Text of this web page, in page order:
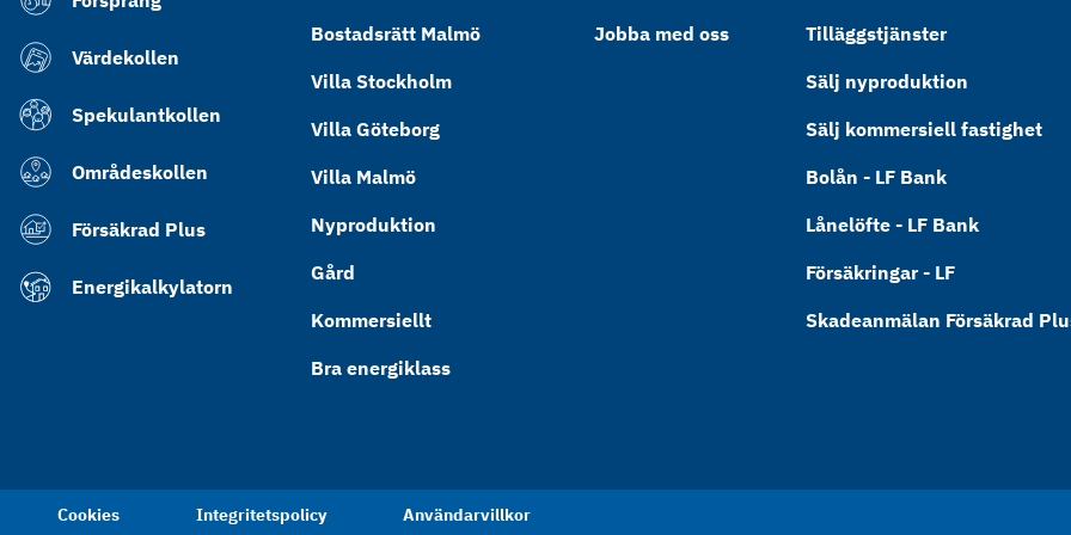
Värdekollen
Spekulantkollen
Områdeskollen
Försäkrad Plus
Energikalkylatorn
Bostadsrätt Malmö
Villa Stockholm
Villa Göteborg
Villa Malmö
Nyproduktion
Gård
Kommersiellt
Bra energiklass
Jobba med oss
Tilläggstjänster
Sälj nyproduktion
Sälj kommersiell fastighet
Bolån - LF Bank
Lånelöfte - LF Bank
Försäkringar - LF
Skadeanmälan Försäkrad
Cookies Integritetspolicy Användarvillkor